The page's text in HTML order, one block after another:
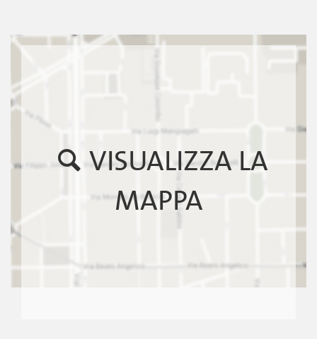
VISUALIZZA LA
MAPPA